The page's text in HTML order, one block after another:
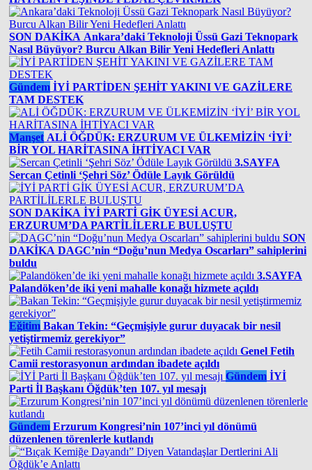
SON DAKİKA Ankara’daki Teknoloji Üssü Gazi Teknopark
Nasıl Büyüyor? Burcu Alkan Bilir Yeni Hedefleri Anlattı
Gündem İYİ PARTİDEN ŞEHİT YAKINI VE GAZİLERE
TAM DESTEK
Manşet ALİ ÖĞDÜK: ERZURUM VE ÜLKEMİZİN ‘İYİ’
BİR YOL HARİTASINA İHTİYACI VAR
3.SAYFA
Sercan Çetinli ‘Şehri Söz’ Ödüle Layık Görüldü
SON DAKİKA İYİ PARTİ GİK ÜYESİ ACUR,
ERZURUM’DA PARTİLİLERLE BULUŞTU
SON
DAKİKA DAGC’nin “Doğu’nun Medya Oscarları” sahiplerini
buldu
3.SAYFA
Palandöken’de iki yeni mahalle konağı hizmete açıldı
Eğitim Bakan Tekin: “Geçmişiyle gurur duyacak bir nesil
yetiştirmemiz gerekiyor”
Genel Fetih
Camii restorasyonun ardından ibadete açıldı
Gündem İYİ
Parti İl Başkanı Öğdük’ten 107. yıl mesajı
Gündem Erzurum Kongresi’nin 107’inci yıl dönümü
düzenlenen törenlerle kutlandı